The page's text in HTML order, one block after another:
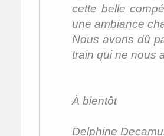
cette belle
une ambiance
Nous avons dû
train qui ne nous
À bientôt
Delphine